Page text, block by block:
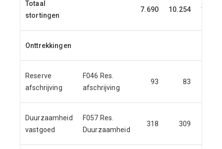
Totaal
stortingen
7.690 10.254
Onttrekkingen
Reserve
afschrijving
F046 Res.
afschrijving
93 83
Duurzaamheid
vastgoed
F057 Res.
Duurzaamheid
318 309